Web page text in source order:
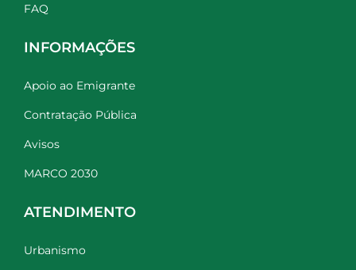
FAQ
INFORMAÇÕES
Apoio ao Emigrante
Contratação Pública
Avisos
MARCO 2030
ATENDIMENTO
Urbanismo